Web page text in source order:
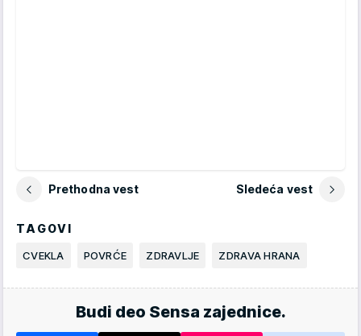
Prethodna vest Sledeća vest
TAGOVI
CVEKLA POVRĆE ZDRAVLJE ZDRAVA HRANA
Budi deo Sensa zajednice.